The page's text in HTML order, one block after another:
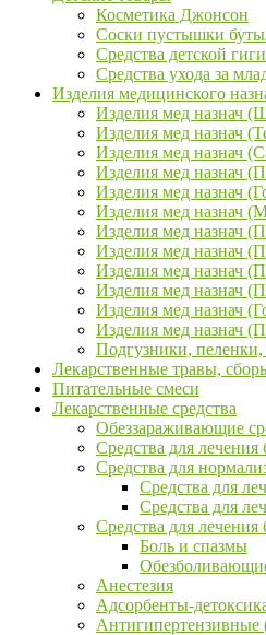
Косметика Джонсон
Соски пустышки
Средства детской
Средства ухода за
Изделия медицинского
Изделия мед назнач
Изделия мед назнач
Изделия мед назнач
Изделия мед назнач
Изделия мед назнач
Изделия мед назнач
Изделия мед назнач
Изделия мед назнач
Изделия мед назнач
Изделия мед назнач
Изделия мед назнач
Изделия мед назнач
Подгузники,
Лекарственные травы,
Питательные смеси
Лекарственные средства
Обеззараживающие
Средства для лечения
Средства для
Средства для
Средства для
Средства для
Боль и спазмы
Анестезия
Адсорбенты-